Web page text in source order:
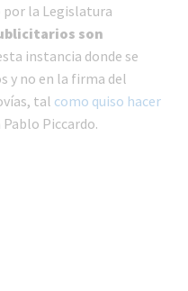
por la Legislatura
son
instancia donde se
y no en la firma del
tal como quiso hacer
Pablo Piccardo.